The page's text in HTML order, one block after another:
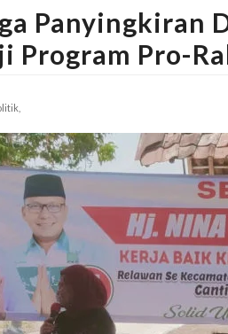
Panyingkiran
Program Pro-